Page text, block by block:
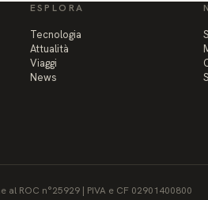
ESPLORA
Tecnologia
Attualità
Viaggi
News
ROC n°25929 | PIVA e CF 02901400800